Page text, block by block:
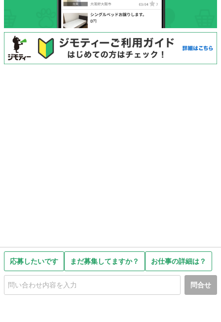
応募したいです まだ募集してますか？ お仕事の詳細は？
問合せ